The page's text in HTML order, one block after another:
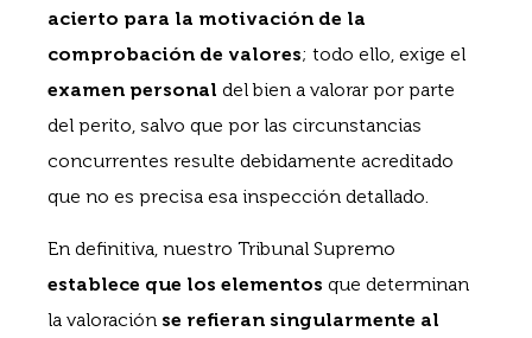
acierto para la motivación de la
comprobación de valores; todo ello, exige el
examen personal del bien a valorar por parte
del perito, salvo que por las circunstancias
concurrentes resulte debidamente acreditado
que no es precisa esa inspección detallado.
En definitiva, nuestro Tribunal Supremo
establece que los elementos que determinan
la valoración se refieran singularmente al